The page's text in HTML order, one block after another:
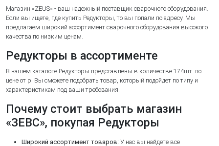
Магазин «ZEUS» - ваш надежный поставщик сварочного оборудования.
Если вы ищете, где купить Редукторы, то вы попали по адресу. Мы
предлагаем широкий ассортимент сварочного оборудования высокого
качества по низким ценам.
Редукторы в ассортименте
В нашем каталоге Редукторы представлены в количестве 174шт. по
цене от р. Вы сможете подобрать товар, который подойдет по типу и
характеристикам под ваши требования.
Почему стоит выбрать магазин
«ЗЕВС», покупая Редукторы
Широкий ассортимент товаров: У нас вы найдете все